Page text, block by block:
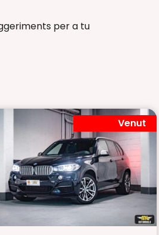
per a tu
Venut